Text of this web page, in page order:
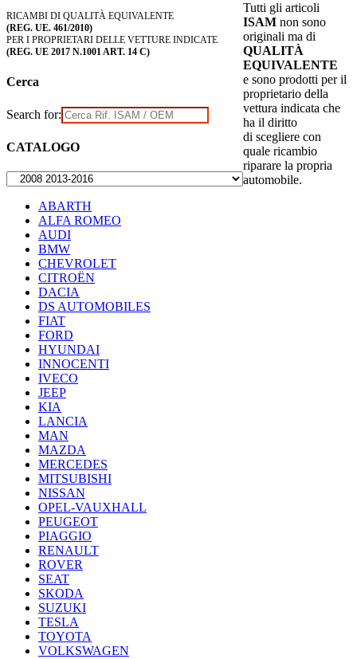
RICAMBI DI QUALITÀ EQUIVALENTE
(REG. UE. 461/2010)
PER I PROPRIETARI DELLE VETTURE INDICATE
(REG. UE 2017 N.1001 ART. 14 C)
Cerca
Search for:
CATALOGO
ABARTH
ALFA ROMEO
AUDI
BMW
CHEVROLET
CITROËN
DACIA
DS AUTOMOBILES
FIAT
FORD
HYUNDAI
INNOCENTI
IVECO
JEEP
KIA
LANCIA
MAN
MAZDA
MERCEDES
MITSUBISHI
NISSAN
OPEL-VAUXHALL
PEUGEOT
PIAGGIO
RENAULT
ROVER
SEAT
SKODA
SUZUKI
TESLA
TOYOTA
VOLKSWAGEN
Tutti gli articoli
ISAM non sono
originali ma di
QUALITÀ
EQUIVALENTE
e sono prodotti per il
proprietario della
vettura indicata che
ha il diritto
di scegliere con
quale ricambio
riparare la propria
automobile.